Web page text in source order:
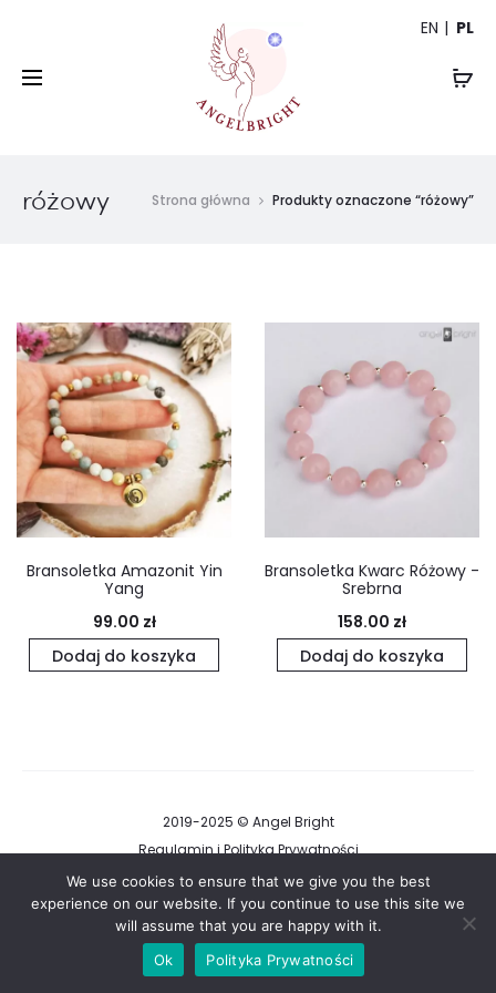
EN PL
różowy Strona główna Produkty oznaczone “różowy”
Bransoletka Amazonit Yin
Yang
99.00 zł
Dodaj do koszyka
Bransoletka Kwarc Różowy -
Srebrna
158.00 zł
Dodaj do koszyka
2019-2025 © Angel Bright
Regulamin i Polityka Prywatności
F
a
c
e
I
n
s
t
a
We use cookies to ensure that we give you the best
experience on our website. If you continue to use this site we
will assume that you are happy with it.
Ok
Polityka Prywatności